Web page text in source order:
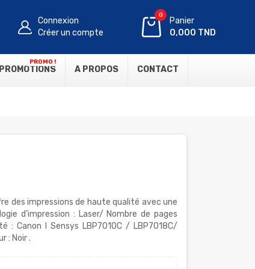
Connexion
Créer un compte
0
Panier
0,000 TND
PROMOTIONS
PROMO !
A PROPOS CONTACT
des impressions de haute qualité avec une
d'impression : Laser/ Nombre de pages
: Canon I Sensys LBP7010C / LBP7018C/
: Noir .